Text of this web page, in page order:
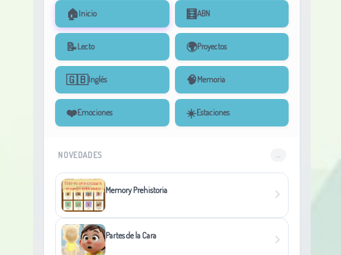
🏠Inicio 🧮ABN
📝Lecto 🌍Proyectos
🇬🇧Inglés 🧠Memoria
❤️Emociones ☀️Estaciones
NOVEDADES
Memory Prehistoria
Partes de la Cara